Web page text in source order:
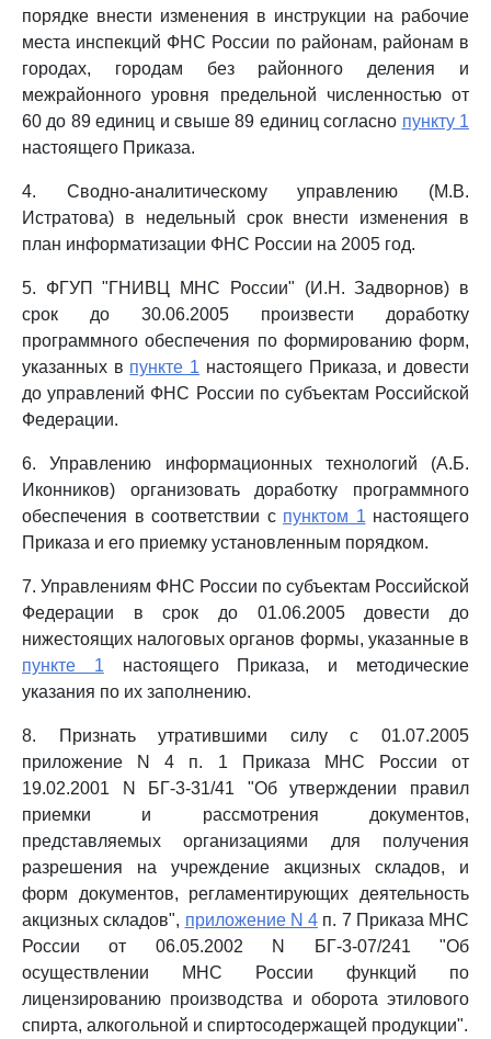
порядке внести изменения в инструкции на рабочие
места инспекций ФНС России по районам, районам в
городах, городам без районного деления и
межрайонного уровня предельной численностью от
60 до 89 единиц и свыше 89 единиц согласно пункту 1
настоящего Приказа.
4. Сводно-аналитическому управлению (М.В.
Истратова) в недельный срок внести изменения в
план информатизации ФНС России на 2005 год.
5. ФГУП "ГНИВЦ МНС России" (И.Н. Задворнов) в
срок до 30.06.2005 произвести доработку
программного обеспечения по формированию форм,
указанных в пункте 1 настоящего Приказа, и довести
до управлений ФНС России по субъектам Российской
Федерации.
6. Управлению информационных технологий (А.Б.
Иконников) организовать доработку программного
обеспечения в соответствии с пунктом 1 настоящего
Приказа и его приемку установленным порядком.
7. Управлениям ФНС России по субъектам Российской
Федерации в срок до 01.06.2005 довести до
нижестоящих налоговых органов формы, указанные в
пункте 1 настоящего Приказа, и методические
указания по их заполнению.
8. Признать утратившими силу с 01.07.2005
приложение N 4 п. 1 Приказа МНС России от
19.02.2001 N БГ-3-31/41 "Об утверждении правил
приемки и рассмотрения документов,
представляемых организациями для получения
разрешения на учреждение акцизных складов, и
форм документов, регламентирующих деятельность
акцизных складов", приложение N 4 п. 7 Приказа МНС
России от 06.05.2002 N БГ-3-07/241 "Об
осуществлении МНС России функций по
лицензированию производства и оборота этилового
спирта, алкогольной и спиртосодержащей продукции".